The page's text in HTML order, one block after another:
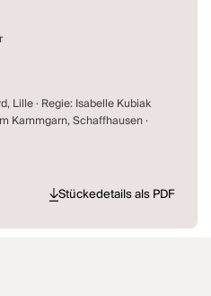
Leitmotiv des Stücks: die
Fiktionalisierung der
und Projektionen
und der Starkult
träumt eine Karriere als
die Flucht in
flüchtet in den Alkohol,
der Amerikaner in die
Freunde oder flüchtige
sie ihren Freund
Lille · Regie: Isabelle Kubiak
Kammgarn, Schaffhausen ·
Stückedetails als PDF